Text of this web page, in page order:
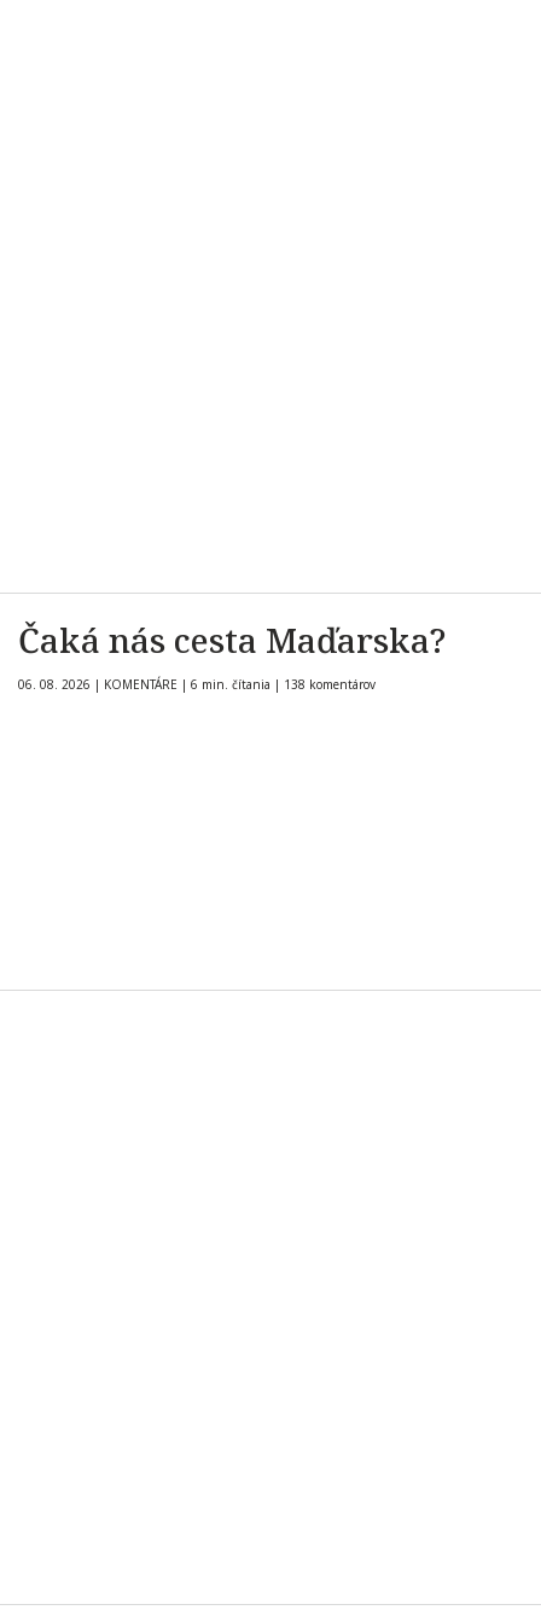
Čaká nás cesta Maďarska?
06. 08. 2026 | KOMENTÁRE | 6 min. čítania | 138 komentárov